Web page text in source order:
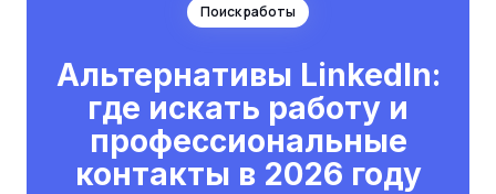
Поиск работы
Альтернативы LinkedIn:
где искать работу и
профессиональные
контакты в 2026 году